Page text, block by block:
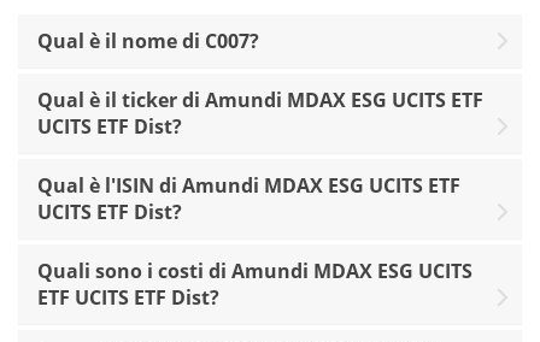
Qual è il nome di C007?
Qual è il ticker di Amundi MDAX ESG UCITS ETF
UCITS ETF Dist?
Qual è l'ISIN di Amundi MDAX ESG UCITS ETF
UCITS ETF Dist?
Quali sono i costi di Amundi MDAX ESG UCITS
ETF UCITS ETF Dist?